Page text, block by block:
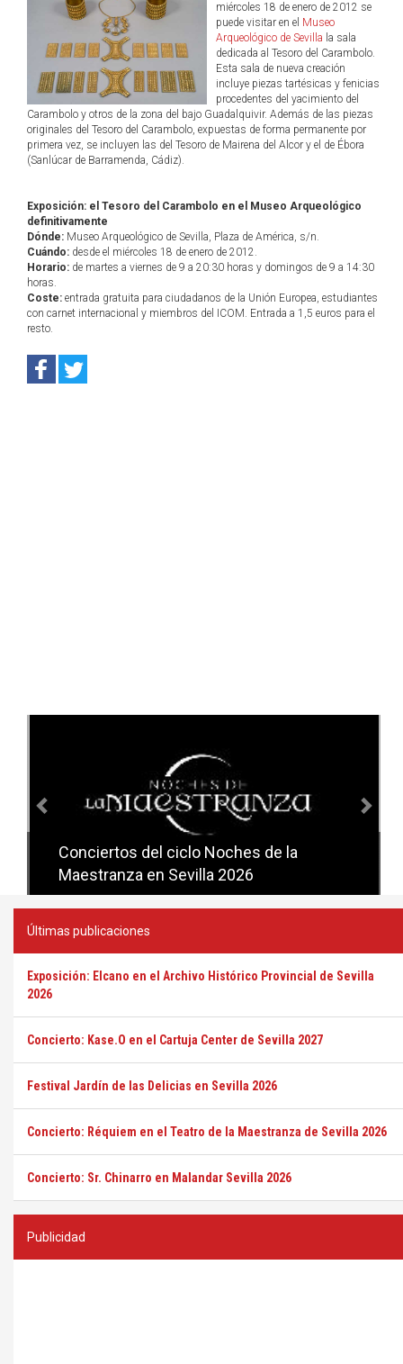
miércoles 18 de enero de 2012 se
puede visitar en el Museo
Arqueológico de Sevilla la sala
dedicada al Tesoro del Carambolo.
Esta sala de nueva creación
incluye piezas tartésicas y fenicias
procedentes del yacimiento del
Carambolo y otros de la zona del bajo Guadalquivir. Además de las piezas
originales del Tesoro del Carambolo, expuestas de forma permanente por
primera vez, se incluyen las del Tesoro de Mairena del Alcor y el de Ébora
(Sanlúcar de Barramenda, Cádiz).
Exposición: el Tesoro del Carambolo en el Museo Arqueológico
definitivamente
Dónde: Museo Arqueológico de Sevilla, Plaza de América, s/n.
Cuándo: desde el miércoles 18 de enero de 2012.
Horario: de martes a viernes de 9 a 20:30 horas y domingos de 9 a 14:30
horas.
Coste: entrada gratuita para ciudadanos de la Unión Europea, estudiantes
con carnet internacional y miembros del ICOM. Entrada a 1,5 euros para el
resto.
Conciertos del ciclo Noches de la
Maestranza en Sevilla 2026
Conciertos del ciclo Candlelight en
Sevilla
Últimas publicaciones
Exposición: Elcano en el Archivo Histórico Provincial de Sevilla
2026
Concierto: Kase.O en el Cartuja Center de Sevilla 2027
Festival Jardín de las Delicias en Sevilla 2026
Concierto: Réquiem en el Teatro de la Maestranza de Sevilla 2026
Concierto: Sr. Chinarro en Malandar Sevilla 2026
Publicidad